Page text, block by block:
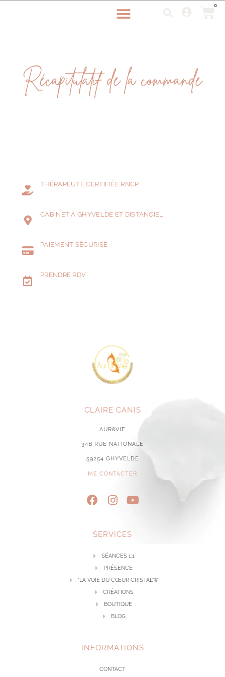
0
Récapitulatif de la commande
THÉRAPEUTE CERTIFIÉE RNCP
CABINET À GHYVELDE ET DISTANCIEL
PAIEMENT SÉCURISÉ
PRENDRE RDV
CLAIRE CANIS
AUR&VIE
34B RUE NATIONALE
59254 GHYVELDE
ME CONTACTER
SERVICES
SÉANCES 1:1
PRÉSENCE
"LA VOIE DU CŒUR CRISTAL"®
CRÉATIONS
BOUTIQUE
BLOG
INFORMATIONS
CONTACT